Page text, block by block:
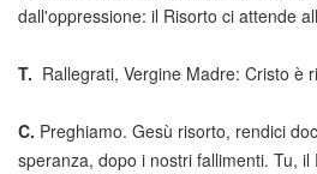
dall'oppressione: il Risorto ci attende
T. Rallegrati, Vergine Madre: Cristo è
C. Preghiamo. Gesù risorto, rendici
speranza, dopo i nostri fallimenti. Tu,